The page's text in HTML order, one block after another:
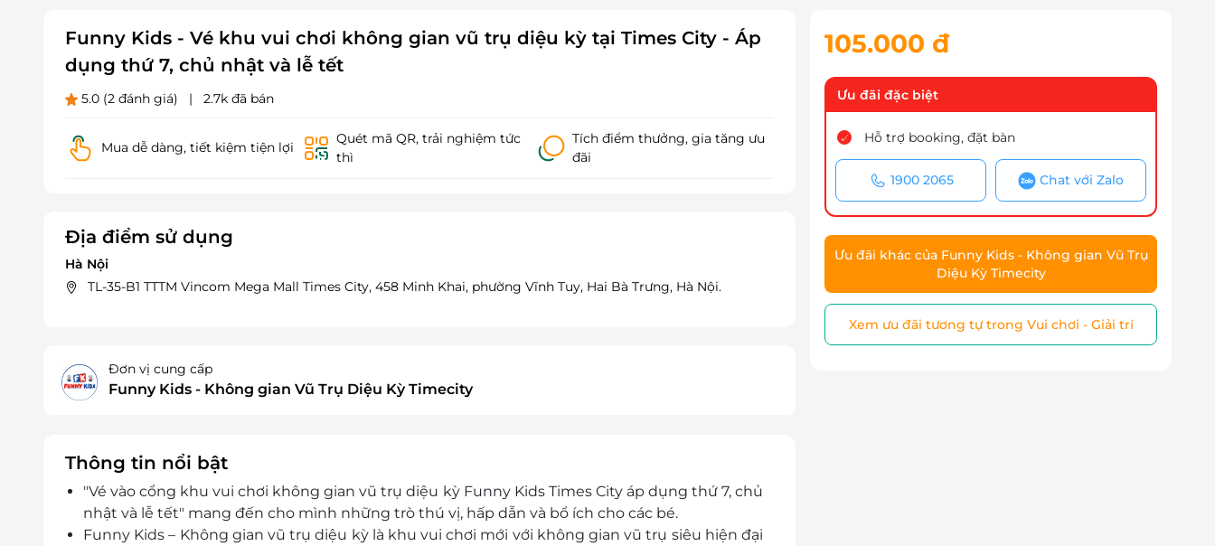
Funny Kids - Vé khu vui chơi không gian vũ trụ diệu kỳ tại Times City - Áp
dụng thứ 7, chủ nhật và lễ tết
5.0 (2 đánh giá) | 2.7k đã bán
Mua dễ dàng, tiết kiệm tiện lợi
Quét mã QR, trải nghiệm tức
thì
Tích điểm thưởng, gia tăng ưu
đãi
Địa điểm sử dụng
Hà Nội
TL-35-B1 TTTM Vincom Mega Mall Times City, 458 Minh Khai, phường Vĩnh Tuy, Hai Bà Trưng, Hà Nội.
Đơn vị cung cấp
Funny Kids - Không gian Vũ Trụ Diệu Kỳ Timecity
Thông tin nổi bật
"Vé vào cổng khu vui chơi không gian vũ trụ diệu kỳ Funny Kids Times City áp dụng thứ 7, chủ
nhật và lễ tết" mang đến cho mình những trò thú vị, hấp dẫn và bổ ích cho các bé.
Funny Kids – Không gian vũ trụ diệu kỳ là khu vui chơi mới với không gian vũ trụ siêu hiện đại
105.000 đ
Ưu đãi đặc biệt
Hỗ trợ booking, đặt bàn
1900 2065 Chat với Zalo
Ưu đãi khác của Funny Kids - Không gian Vũ Trụ
Diệu Kỳ Timecity
Xem ưu đãi tương tự trong Vui chơi - Giải trí